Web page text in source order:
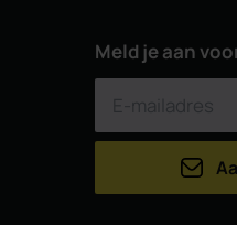
Meld je aan